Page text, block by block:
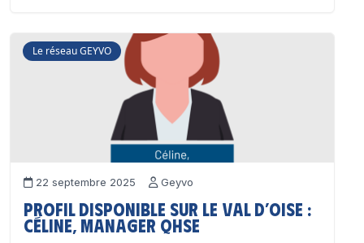
Le réseau GEYVO
22 septembre 2025 Geyvo
Profil disponible sur le Val d’Oise :
Céline, Manager QHSE